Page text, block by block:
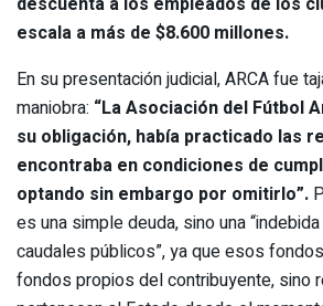
escala a más de $8.600 millones.
En su presentación judicial, ARCA fue
maniobra: “La Asociación del Fútbol
su obligación, había practicado las
encontraba en condiciones de
optando sin embargo por omitirlo”.
es una simple deuda, sino una
caudales públicos”, ya que esos
fondos propios del contribuyente, sino